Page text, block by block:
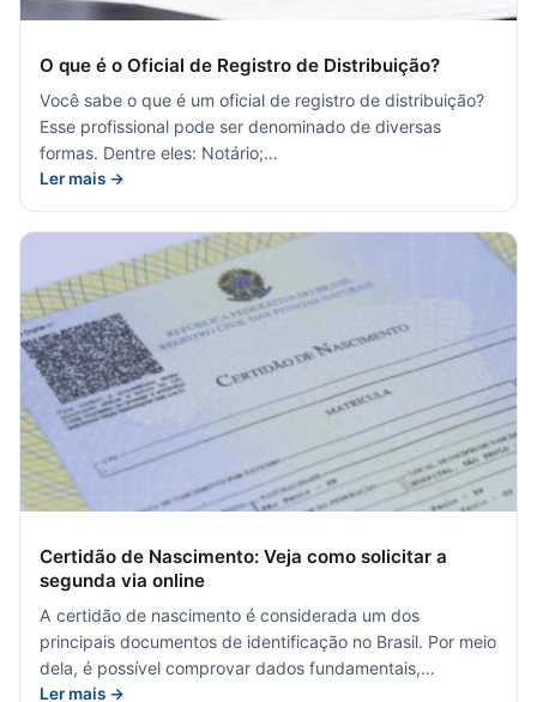
O que é o Oficial de Registro de Distribuição?
Você sabe o que é um oficial de registro de distribuição?
Esse profissional pode ser denominado de diversas
formas. Dentre eles: Notário;…
Ler mais →
Certidão de Nascimento: Veja como solicitar a
segunda via online
A certidão de nascimento é considerada um dos
principais documentos de identificação no Brasil. Por meio
dela, é possível comprovar dados fundamentais,…
Ler mais →